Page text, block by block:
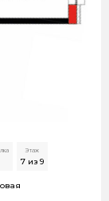
Этаж
7 из 9